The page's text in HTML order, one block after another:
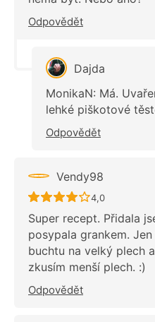
Odpovědět
Dajda
MonikaN: Má.
lehké piškotové
Odpovědět
Vendy98
Recept ještě
4,0
Super recept. Přidala
posypala grankem.
buchtu na velký plech
zkusím menší plech. :)
Odpovědět